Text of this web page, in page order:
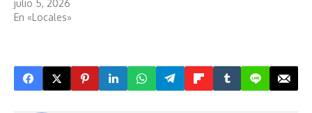
julio 5, 2026
En «Locales»